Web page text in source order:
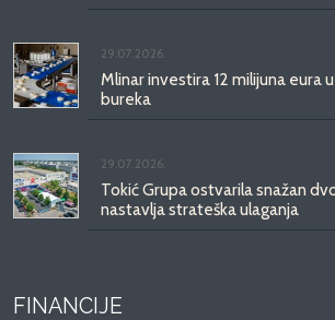
29.07.2026.
Mlinar investira 12 milijuna eura
bureka
29.07.2026.
Tokić Grupa ostvarila snažan
nastavlja strateška ulaganja
FINANCIJE